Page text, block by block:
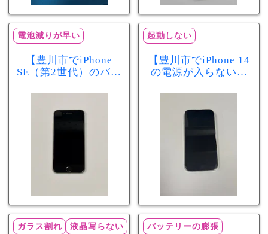
電池減りが早い
【豊川市でiPhone
SE（第2世代）のバッ
スマ豊川店】電池の
減りが早い症状も当
起動しない
【豊川市でiPhone 14
の電源が入らない修
店】バッテリー交換
で復旧するケースも
あります！
ガラス割れ 液晶写らない バッテリーの膨張